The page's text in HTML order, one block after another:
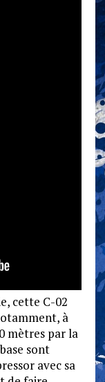
cette C-02
à
mètres par la
sont
avec sa